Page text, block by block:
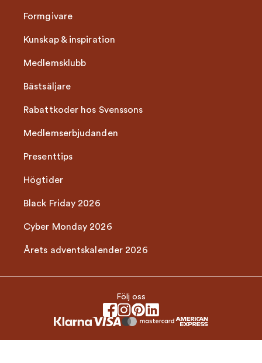
Formgivare
Kunskap & inspiration
Medlemsklubb
Bästsäljare
Rabattkoder hos Svenssons
Medlemserbjudanden
Presenttips
Högtider
Black Friday 2026
Cyber Monday 2026
Årets adventskalender 2026
Följ oss